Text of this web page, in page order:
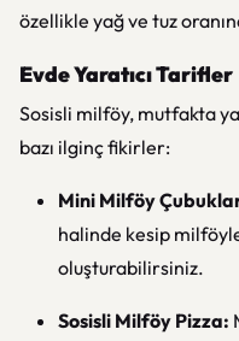
özellikle yağ ve tuz
Evde Yaratıcı Tarifler
Sosisli milföy, mutfakta
bazı ilginç fikirler:
Mini Milföy
halinde kesip
oluşturabilirsiniz.
Sosisli Milföy Pizza: